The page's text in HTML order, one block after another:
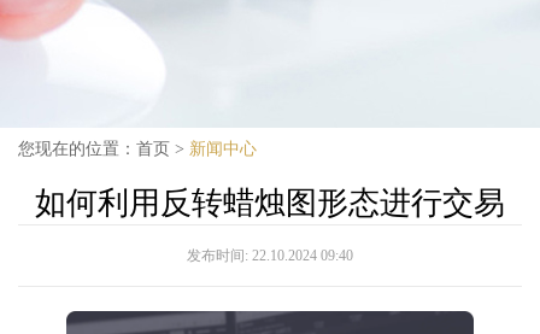
您现在的位置： 首页 > 新闻中心
如何利用反转蜡烛图形态进行交易
发布时间: 22.10.2024 09:40